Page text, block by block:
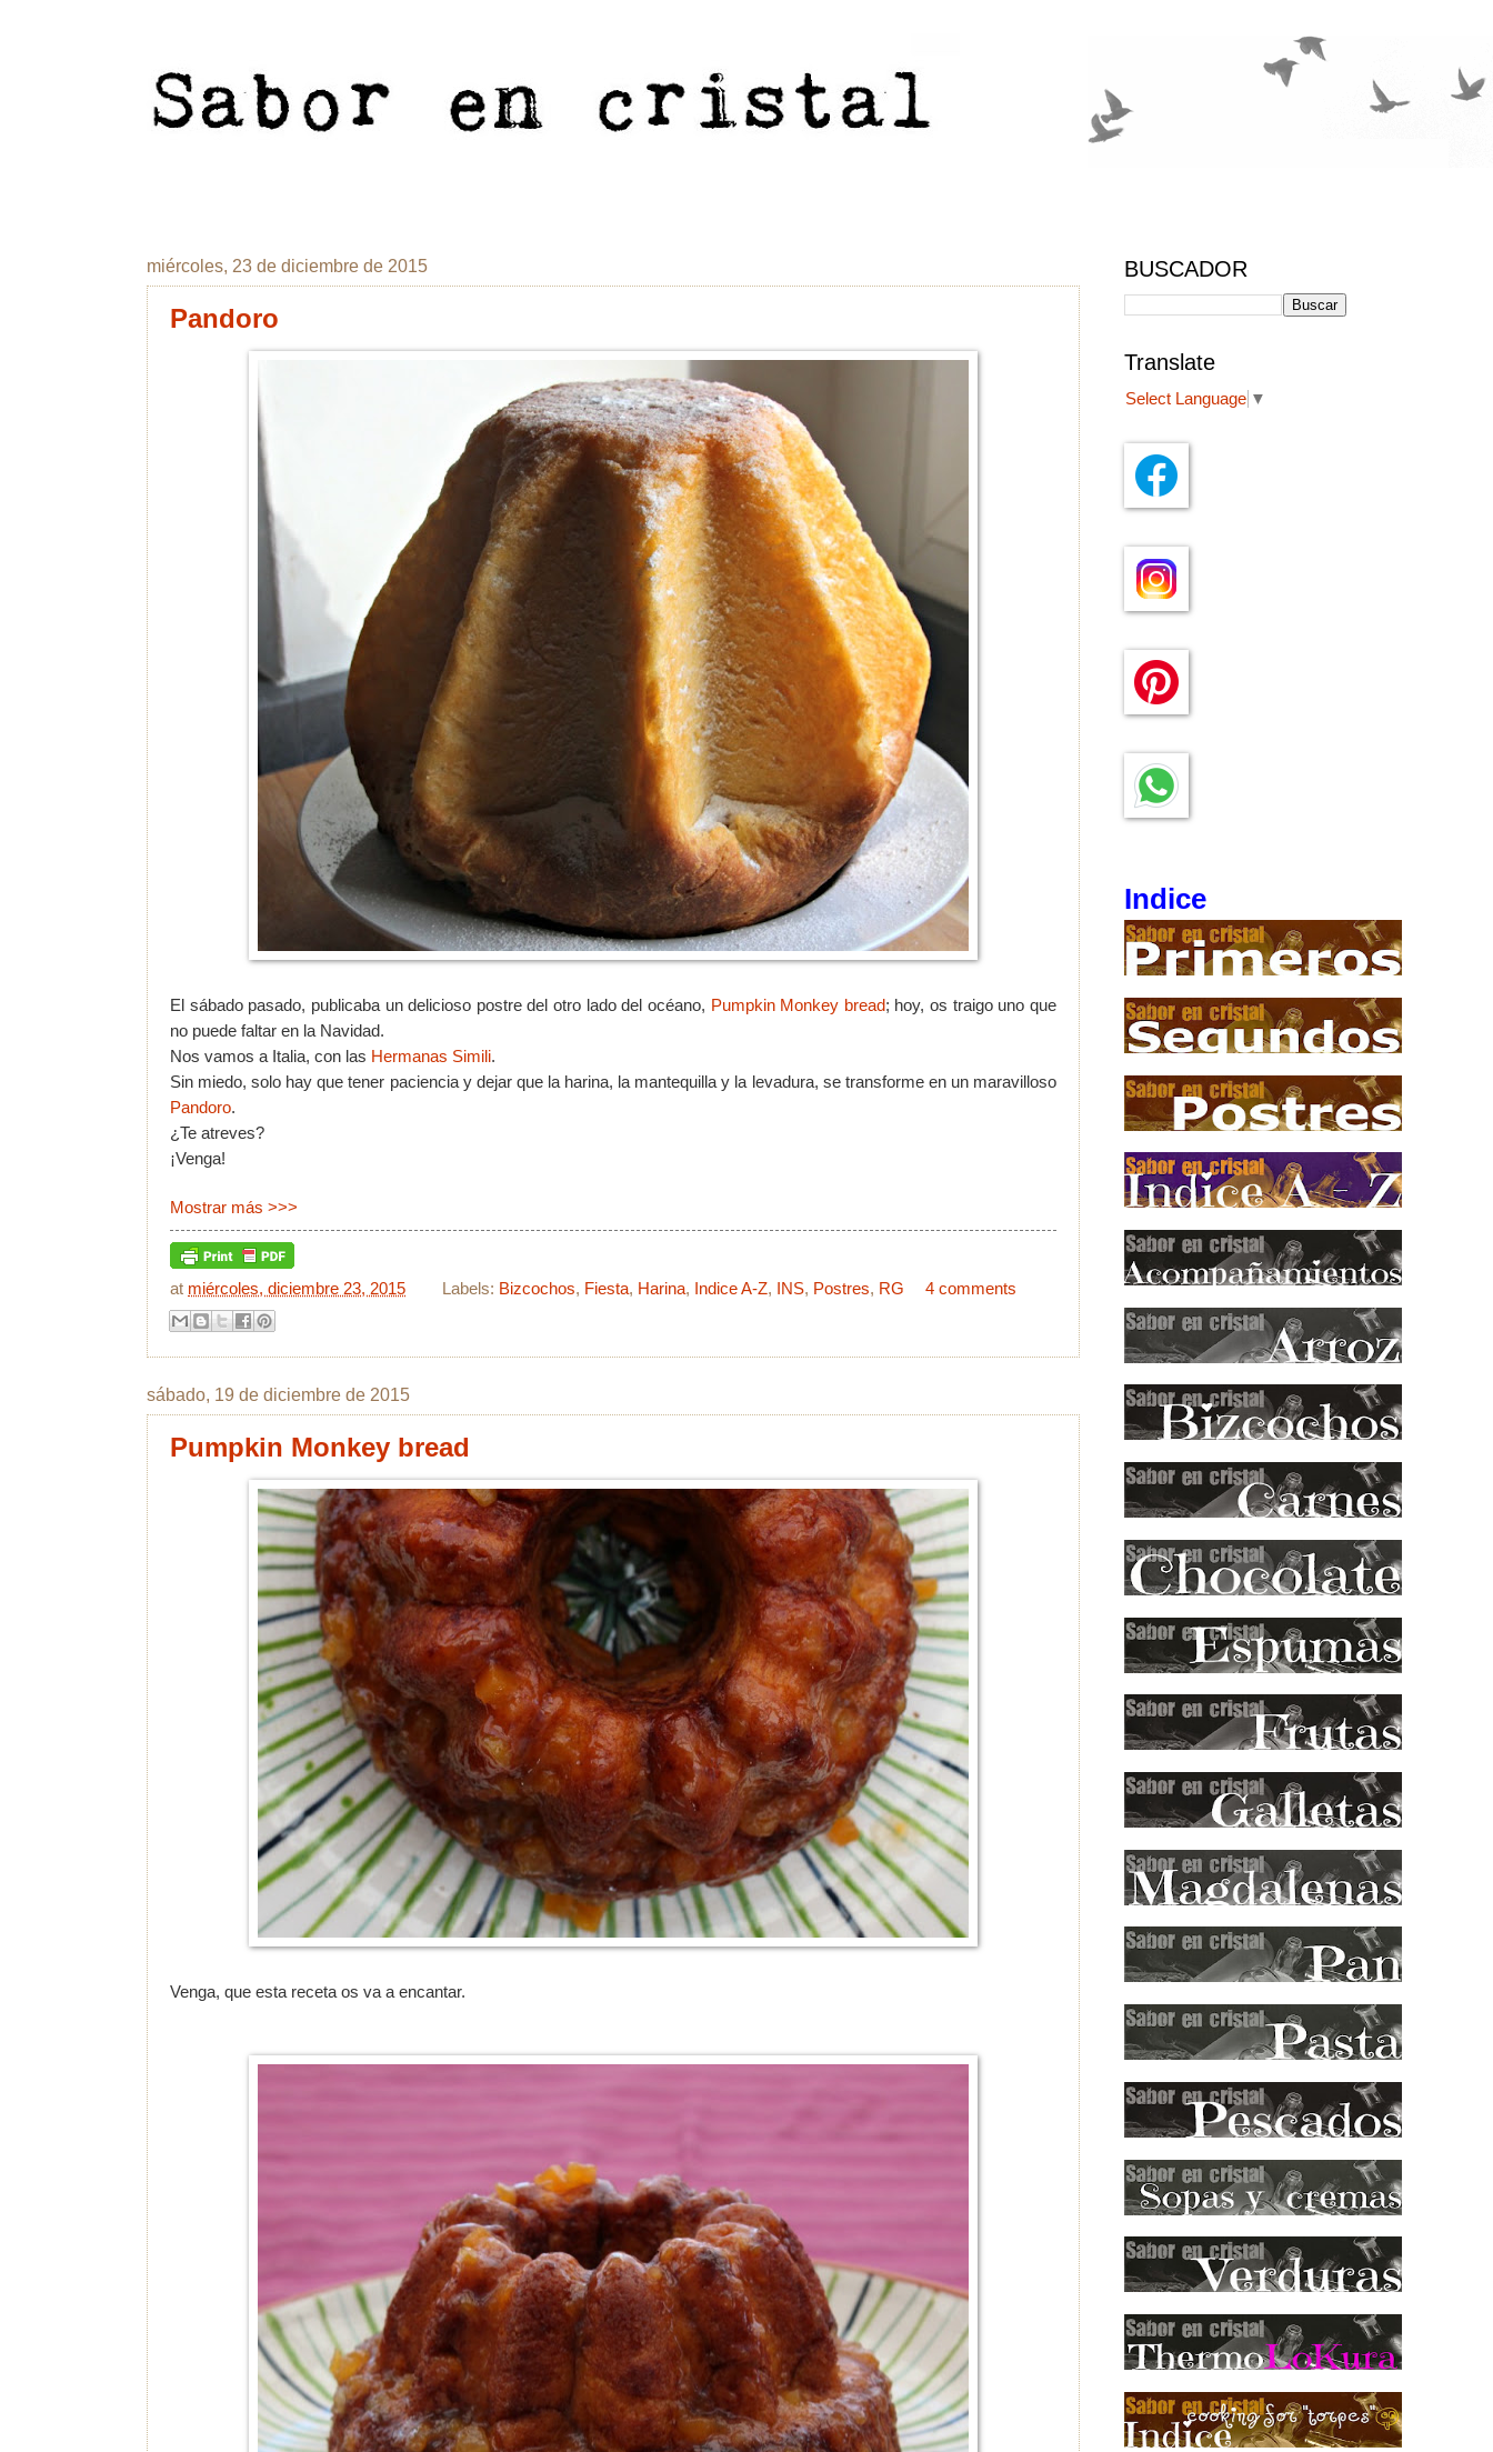
miércoles, 23 de diciembre de 2015
Pandoro
El sábado pasado, publicaba un delicioso postre del otro lado del océano, Pumpkin Monkey bread; hoy, os traigo uno que
no puede faltar en la Navidad.
Nos vamos a Italia, con las Hermanas Simili.
Sin miedo, solo hay que tener paciencia y dejar que la harina, la mantequilla y la levadura, se transforme en un maravilloso
Pandoro.
¿Te atreves?
¡Venga!
Mostrar más >>>
at miércoles, diciembre 23, 2015 Labels: Bizcochos, Fiesta, Harina, Indice A-Z, INS, Postres, RG 4 comments
sábado, 19 de diciembre de 2015
Pumpkin Monkey bread
Venga, que esta receta os va a encantar.
BUSCADOR
Translate
Select Language ▼
Indice